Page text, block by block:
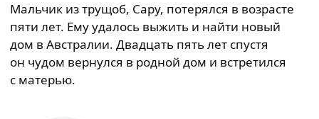
Мальчик из трущоб, Сару, потерялся в возрасте
пяти лет. Ему удалось выжить и найти новый
дом в Австралии. Двадцать пять лет спустя
он чудом вернулся в родной дом и встретился
с матерью.